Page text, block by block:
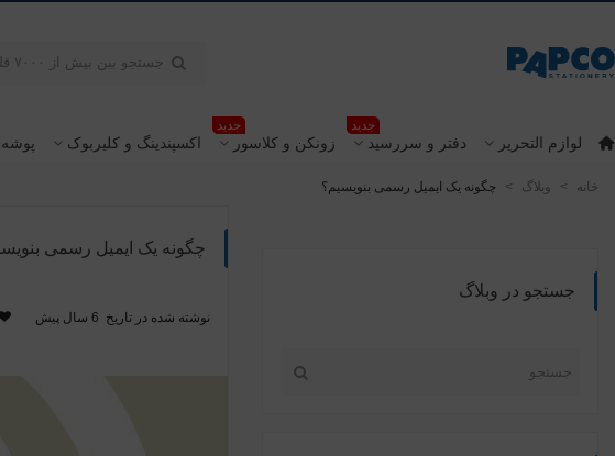
لوازم التحریر دفتر و سررسید
جدید
زونکن و کلاسور
جدید
اکسپندینگ و کلیربوک
خانه > وبلاگ > چگونه یک ایمیل رسمی بنویسیم؟
جستجو در وبلاگ
چگونه یک ایمیل رسمی
نوشته شده در تاریخ 6 سال پیش